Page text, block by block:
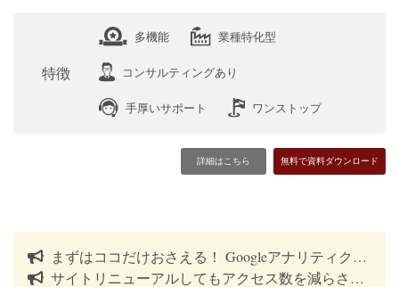
特徴
多機能 業種特化型
コンサルティングあり
手厚いサポート ワンストップ
詳細はこちら 無料で資料ダウンロード
まずはココだけおさえる！ Googleアナリティクスの見方5選
サイトリニューアルしてもアクセス数を減らさないSEO対策まとめ